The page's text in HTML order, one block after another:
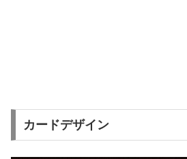
カードデザイン